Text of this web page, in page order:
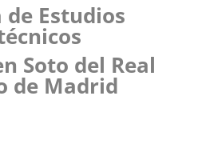
de Estudios
Soto del Real
de Madrid